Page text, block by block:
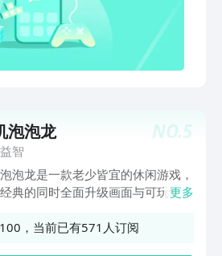
NO.5
泡泡龙
智
泡龙是一款老少皆宜的休闲游戏，
典的同时全面升级画面与可玩性。
起和美人鱼开启冒险，拯救海底生
更多
，当前已有571人订阅